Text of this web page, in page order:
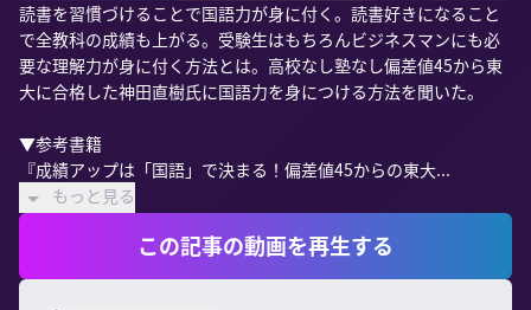
読書を習慣づけることで国語力が身に付く。読書好きになること
で全教科の成績も上がる。受験生はもちろんビジネスマンにも必
要な理解力が身に付く方法とは。高校なし塾なし偏差値45から東
大に合格した神田直樹氏に国語力を身につける方法を聞いた。
▼参考書籍
『成績アップは「国語」で決まる！偏差値45からの東大...
もっと見る
この記事の動画を再生する